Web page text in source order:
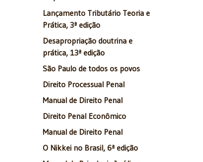
Lançamento Tributário Teoria e
Prática, 3ª edição
Desapropriação doutrina e
prática, 13ª edição
São Paulo de todos os povos
Direito Processual Penal
Manual de Direito Penal
Direito Penal Econômico
Manual de Direito Penal
O Nikkei no Brasil, 6ª edição